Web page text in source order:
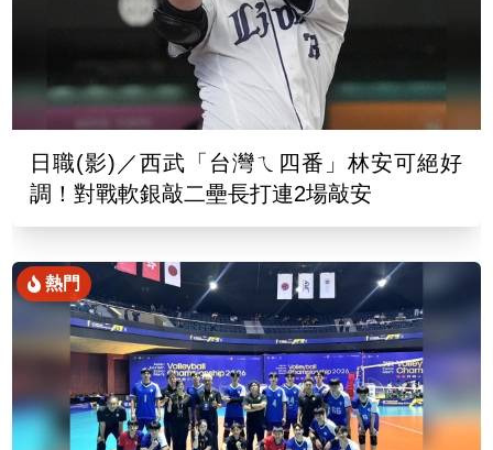
日職(影)／西武「台灣ㄟ四番」林安可絕好
調！對戰軟銀敲二壘長打連2場敲安
熱門